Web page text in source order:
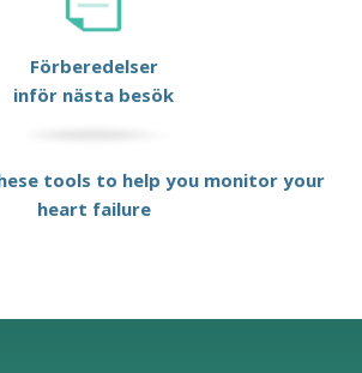
Förberedelser
inför nästa besök
tools to help you monitor your
heart failure